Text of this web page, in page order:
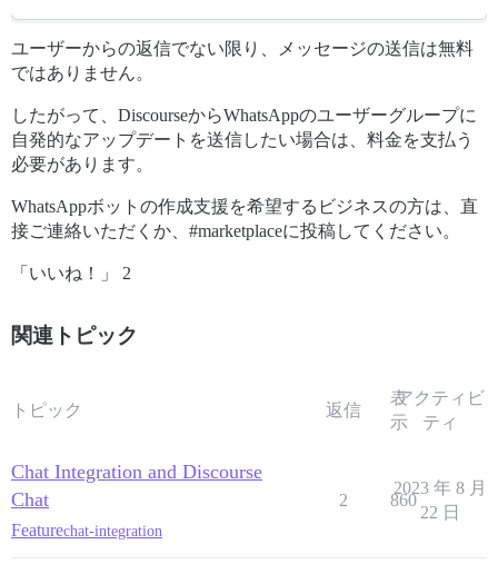
ユーザーからの返信でない限り、メッセージの送信は無料
ではありません。
したがって、DiscourseからWhatsAppのユーザーグループに
自発的なアップデートを送信したい場合は、料金を支払う
必要があります。
WhatsAppボットの作成支援を希望するビジネスの方は、直
接ご連絡いただくか、 #marketplaceに投稿してください。
「いいね！」 2
関連トピック
トピック 返信
表
示
アクティビ
ティ
Chat Integration and Discourse
Chat
Featurechat-integration
2 860
2023 年 8 月
22 日